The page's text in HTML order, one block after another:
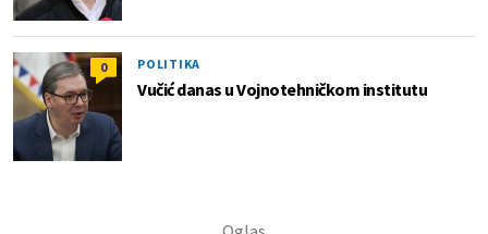
0 POLITIKA
Vučić danas u Vojnotehničkom institutu